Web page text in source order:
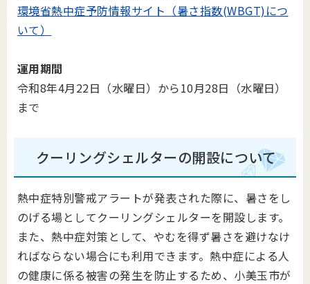
環境省熱中症予防情報サイト（暑さ指数(WBGT)につ
いて）
運用期間
令和8年4月22日（水曜日）から10月28日（水曜日）
まで
クーリングシェルターの開設について
熱中症特別警戒アラートが発表された際に、暑さをし
のげる場としてクーリングシェルターを開設します。
また、熱中症対策として、やむを得ず暑さを避けなけ
ればならない場合にも利用できます。熱中症による人
の健康に係る被害の発生を防止するため、小美玉市が